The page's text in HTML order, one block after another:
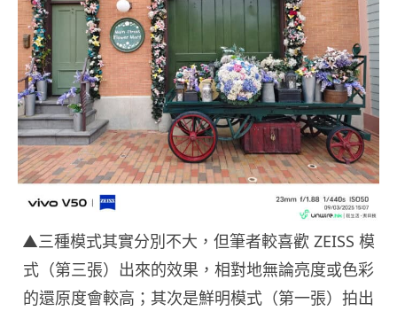
▲三種模式其實分別不大，但筆者較喜歡 ZEISS 模
式（第三張）出來的效果，相對地無論亮度或色彩
的還原度會較高；其次是鮮明模式（第一張）拍出